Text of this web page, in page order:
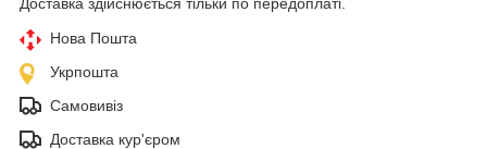
Нова Пошта
Укрпошта
Самовивіз
Доставка кур'єром